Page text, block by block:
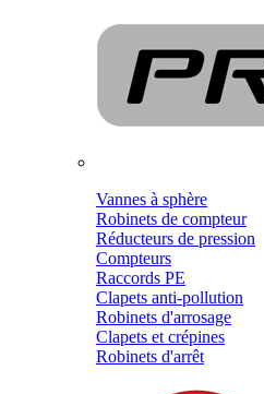
Vannes à sphère
Robinets de compteur
Réducteurs de pression
Compteurs
Raccords PE
Clapets anti-pollution
Robinets d'arrosage
Clapets et crépines
Robinets d'arrêt